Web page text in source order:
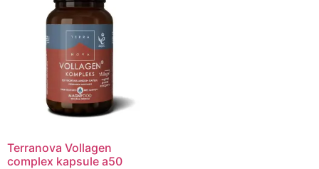
Terranova Vollagen
complex kapsule a50